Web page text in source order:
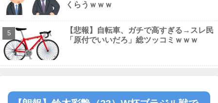
くらうｗｗｗ
【悲報】自転車、ガチで高すぎる→スレ民
「原付でいいだろ」総ツッコミｗｗｗ